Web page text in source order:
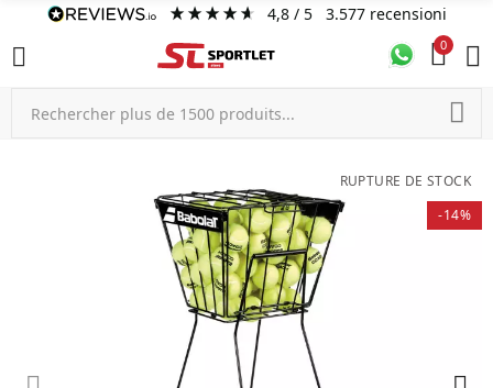
4,8/ 5 3.577 recensioni
0
RUPTURE DE STOCK
-14%